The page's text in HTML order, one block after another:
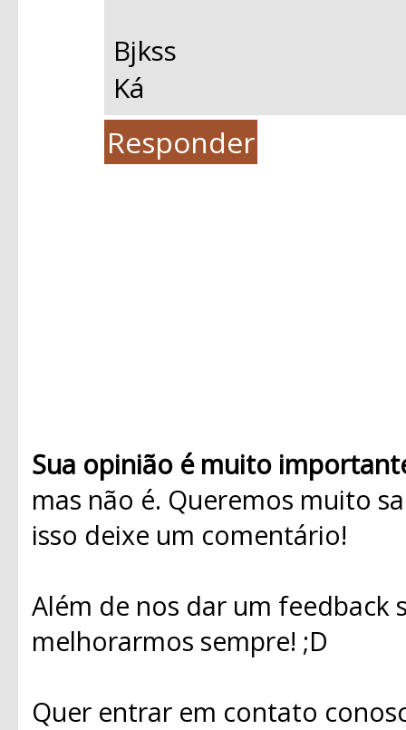
Bjkss
Ká
Responder
Sua opinião é muito
mas não é. Queremos muito
isso deixe um comentário!
Além de nos dar um
melhorarmos sempre! ;D
Quer entrar em contato